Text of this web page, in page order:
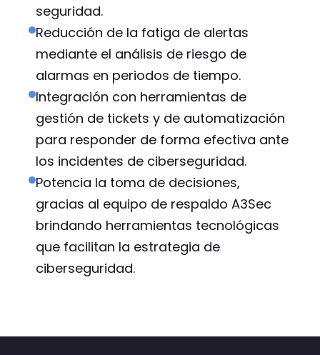
seguridad.
Reducción de la fatiga de alertas
mediante el análisis de riesgo de
alarmas en periodos de tiempo.
Integración con herramientas de
gestión de tickets y de automatización
para responder de forma efectiva ante
los incidentes de ciberseguridad.
Potencia la toma de decisiones,
gracias al equipo de respaldo A3Sec
brindando herramientas tecnológicas
que facilitan la estrategia de
ciberseguridad.